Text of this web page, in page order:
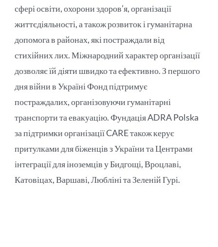
сфері освіти, охорони здоров’я, організації
життєдіяльності, а також розвиток і гуманітарна
допомога в районах, які постраждали від
стихійних лих. Міжнародний характер організації
дозволяє їй діяти швидко та ефективно. З першого
дня війни в Україні Фонд підтримує
постраждалих, організовуючи гуманітарні
транспорти та евакуацію. Фундація ADRA Polska
за підтримки організації CARE також керує
притулками для біженців з України та Центрами
інтеграції для іноземців у Бидгощі, Вроцлаві,
Катовіцах, Варшаві, Любліні та Зеленій Гурі.